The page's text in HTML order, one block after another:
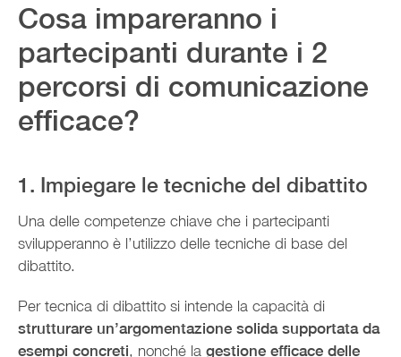
Cosa impareranno i
partecipanti durante i 2
percorsi di comunicazione
efficace?
1. Impiegare le tecniche del dibattito
Una delle competenze chiave che i partecipanti
svilupperanno è l’utilizzo delle tecniche di base del
dibattito.
Per tecnica di dibattito si intende la capacità di
strutturare un’argomentazione solida supportata da
esempi concreti, nonché la gestione efficace delle